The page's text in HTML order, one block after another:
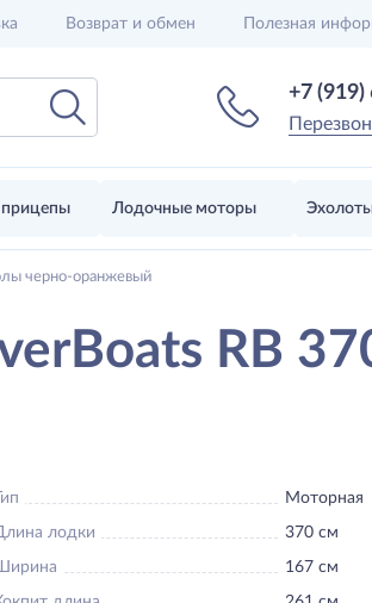
Возврат и обмен Полезная
+7
Лодочные моторы
черно-оранжевый
RB
Тип Моторная
лодки 370 см
167 см